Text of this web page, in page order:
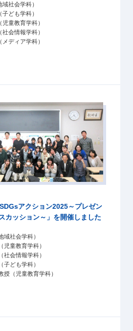
社会学科）
も学科）
教育学科）
情報学科）
ィア学科）
アクション2025～プレゼン
カッション～」を開催しました
域社会学科）
童教育学科）
会情報学科）
ども学科）
児童教育学科）